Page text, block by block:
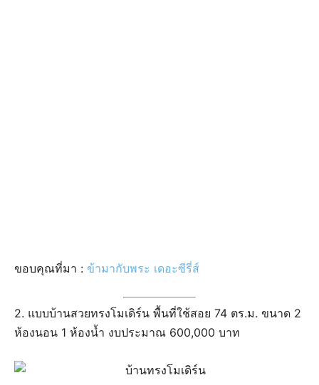
ขอบคุณที่มา : ข้ามากับพระ เดอะซีรี่ส์
2. แบบบ้านสวยทรงโมเดิร์น พื้นที่ใช้สอย 74 ตร.ม. ขนาด 2
ห้องนอน 1 ห้องน้ำ งบประมาณ 600,000 บาท